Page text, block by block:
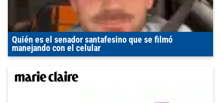
Quién es el senador santafesino que se filmó
manejando con el celular